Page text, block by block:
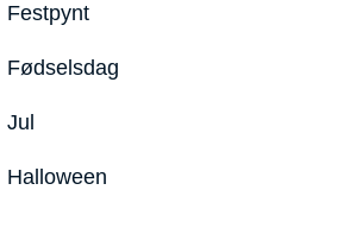
Festpynt
Fødselsdag
Jul
Halloween